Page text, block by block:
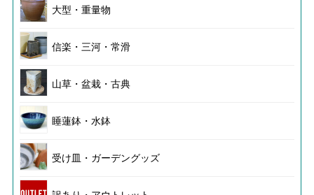
大型・重量物
信楽・三河・常滑
山草・盆栽・古典
睡蓮鉢・水鉢
受け皿・ガーデングッズ